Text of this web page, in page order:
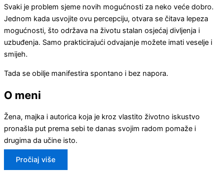
Svaki je problem sjeme novih mogućnosti za neko veće dobro.
Jednom kada usvojite ovu percepciju, otvara se čitava lepeza
mogućnosti, što održava na životu stalan osjećaj divljenja i
uzbuđenja. Samo prakticirajući odvajanje možete imati veselje i
smijeh.
Tada se obilje manifestira spontano i bez napora.
O meni
Žena, majka i autorica koja je kroz vlastito životno iskustvo
pronašla put prema sebi te danas svojim radom pomaže i
drugima da učine isto.
Pročiaj više